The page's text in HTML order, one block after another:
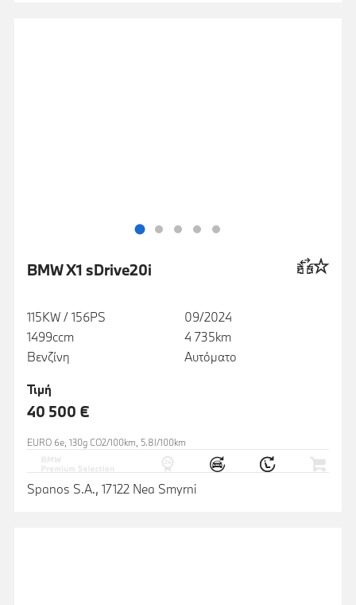
BMW X1 sDrive20i
115KW / 156PS
1499ccm
Βενζίνη
09/2024
4 735km
Αυτόματο
Τιμή
40 500 €
EURO 6e, 130g CO2/100km, 5.8l/100km
Spanos S.A., 17122 Nea Smyrni